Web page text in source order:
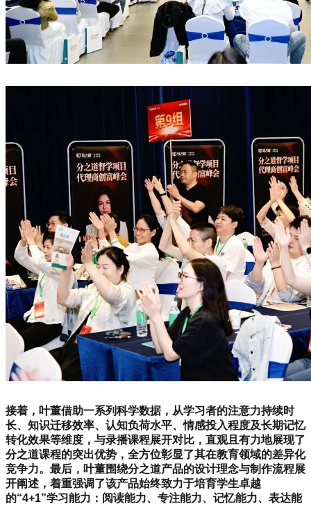
接着，叶董借助一系列科学数据，从学习者的注意力持续时
长、知识迁移效率、认知负荷水平、情感投入程度及长期记忆
转化效果等维度，与录播课程展开对比，直观且有力地展现了
分之道课程的突出优势，全方位彰显了其在教育领域的差异化
竞争力。最后，叶董围绕分之道产品的设计理念与制作流程展
开阐述，着重强调了该产品始终致力于培育学生卓越
的“4+1”学习能力：阅读能力、专注能力、记忆能力、表达能